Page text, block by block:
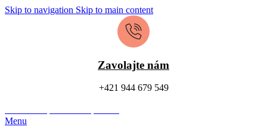
Skip to navigation Skip to main content
Zavolajte nám
+421 944 679 549
Menu